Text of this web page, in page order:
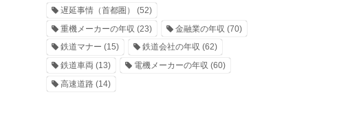
遅延事情（首都圏）
(52)
重機メーカーの年収 (23) 金融業の年収 (70)
鉄道マナー (15) 鉄道会社の年収 (62)
鉄道車両 (13) 電機メーカーの年収 (60)
高速道路 (14)